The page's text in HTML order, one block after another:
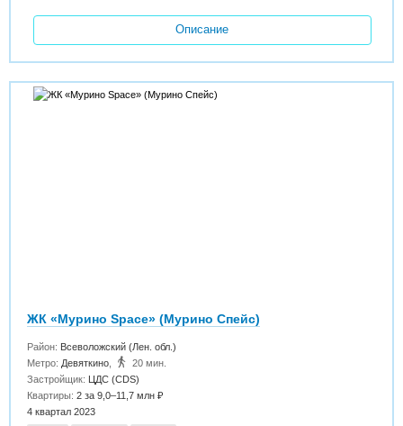
Описание
ЖК «Мурино Space» (Мурино Спейс)
Район: Всеволожский (Лен. обл.)
Метро: Девяткино
20 мин.
Застройщик:
ЦДС (CDS)
Квартиры:2 за 9,0–11,7 млн ₽
4 квартал 2023